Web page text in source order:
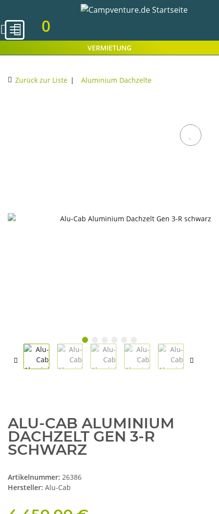
0
VERMIETUNG
Zurück zur Liste Aluminium Dachzelte
ALU-CAB ALUMINIUM
DACHZELT GEN 3-R
SCHWARZ
Artikelnummer: 26386
Hersteller: Alu-Cab